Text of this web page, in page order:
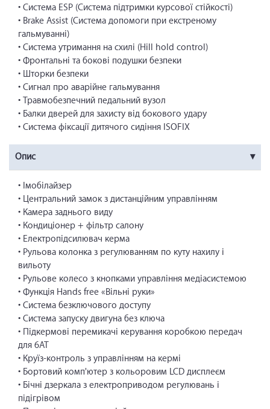
• Система ESP (Система підтримки курсової стійкості)
• Brake Assist (Система допомоги при екстреному
гальмуванні)
• Система утримання на схилі (Hill hold control)
• Фронтальні та бокові подушки безпеки
• Шторки безпеки
• Сигнал про аварійне гальмування
• Травмобезпечний педальний вузол
• Балки дверей для захисту від бокового удару
• Система фіксації дитячого сидіння ISOFIX
Опис
• Імобілайзер
• Центральний замок з дистанційним управлінням
• Камера заднього виду
• Кондиціонер + фільтр салону
• Електропідсилювач керма
• Рульова колонка з регулюванням по куту нахилу і
вильоту
• Рульове колесо з кнопками управління медіасистемою
• Функція Hands free «Вільні руки»
• Система безключового доступу
• Система запуску двигуна без ключа
• Підкермові перемикачі керування коробкою передач
для 6АТ
• Круїз-контроль з управлінням на кермі
• Бортовий комп'ютер з кольоровим LCD дисплеєм
• Бічні дзеркала з електроприводом регулювань і
підігрівом